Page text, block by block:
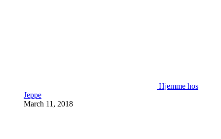
Hjemme hos
Jeppe
March 11, 2018